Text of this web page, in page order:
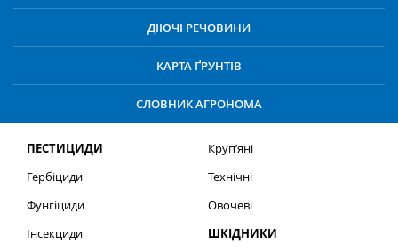
ДІЮЧІ РЕЧОВИНИ
КАРТА ҐРУНТІВ
СЛОВНИК АГРОНОМА
ПЕСТИЦИДИ
Гербіциди
Фунгіциди
Інсекциди
Круп’яні
Технічні
Овочеві
ШКІДНИКИ